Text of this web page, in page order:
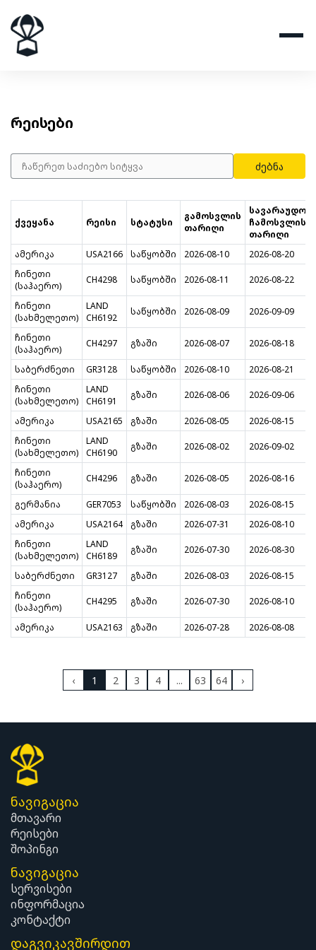
რეისები
ძებნა
ქვეყანა რეისი სტატუსი
გამოსვლის
თარიღი
სავარაუდო
ჩამოსვლის
თარიღი
ამერიკა
USA2166 საწყობში 2026-08-10
2026-08-20
ჩინეთი
(საჰაერო)
CH4298 საწყობში 2026-08-11 2026-08-22
ჩინეთი
(სახმელეთო)
LAND
CH6192
საწყობში 2026-08-09 2026-09-09
ჩინეთი
(საჰაერო)
CH4297 გზაში 2026-08-07 2026-08-18
საბერძნეთი GR3128 საწყობში 2026-08-10
2026-08-21
ჩინეთი
(სახმელეთო)
LAND
CH6191
გზაში 2026-08-06 2026-09-06
ამერიკა USA2165 გზაში 2026-08-05
2026-08-15
ჩინეთი
(სახმელეთო)
LAND
CH6190
გზაში 2026-08-02 2026-09-02
ჩინეთი
(საჰაერო)
CH4296 გზაში 2026-08-05 2026-08-16
გერმანია GER7053 საწყობში 2026-08-03
2026-08-15
ამერიკა
USA2164 გზაში 2026-07-31
2026-08-10
ჩინეთი
(სახმელეთო)
LAND
CH6189
გზაში 2026-07-30 2026-08-30
საბერძნეთი GR3127 გზაში 2026-08-03
2026-08-15
ჩინეთი
(საჰაერო)
CH4295 გზაში 2026-07-30 2026-08-10
ამერიკა USA2163 გზაში 2026-07-28 2026-08-08
‹ 1 2 3 4 ... 63 64 ›
ნავიგაცია
მთავარი
რეისები
შოპინგი
ნავიგაცია
სერვისები
ინფორმაცია
კონტაქტი
დაგვიკავშირდით